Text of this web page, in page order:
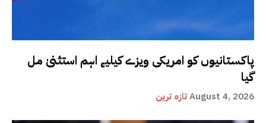
پاکستانیوں کو امریکی ویزے کیلیے اہم استثنیٰ مل
گیا
تازہ ترینAugust 4, 2026